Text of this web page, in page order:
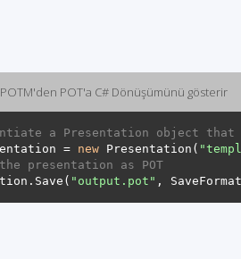
POT'a C# Dönüşümünü gösterir
a Presentation object that
= new Presentation(
presentation as POT
"output.pot"